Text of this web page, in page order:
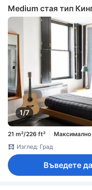
Medium стая тип
1/7
21 m²/226 ft² Максимално
Изглед: Град
Въведете